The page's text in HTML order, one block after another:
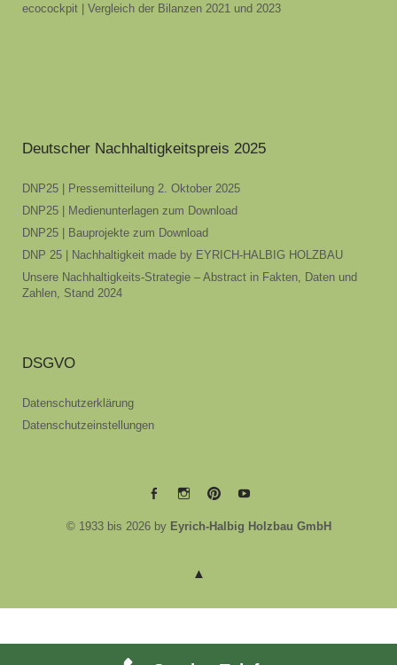
ecocockpit | Vergleich der Bilanzen 2021 und 2023
Deutscher Nachhaltigkeitspreis 2025
DNP25 | Pressemitteilung 2. Oktober 2025
DNP25 | Medienunterlagen zum Download
DNP25 | Bauprojekte zum Download
DNP 25 | Nachhaltigkeit made by EYRICH-HALBIG HOLZBAU
Unsere Nachhaltigkeits-Strategie – Abstract in Fakten, Daten und
Zahlen, Stand 2024
DSGVO
Datenschutzerklärung
Datenschutzeinstellungen
EYRICH-EYRICH-EYRICH-EYRICH-
© 1933 bis 2026 by Eyrich-Halbig Holzbau GmbH